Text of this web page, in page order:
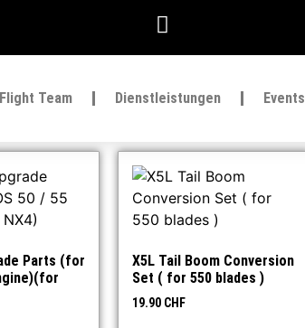
Team Dienstleistungen Events
Parts (for
X5L Tail Boom Conversion
Set ( for 550 blades )
19.90 CHF